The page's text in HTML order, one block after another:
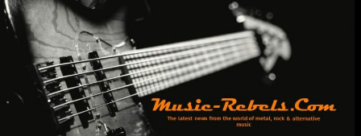
Zum
Inhalt
springen